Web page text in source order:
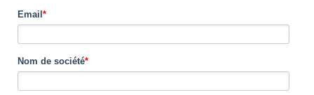
Email *
Nom de société*